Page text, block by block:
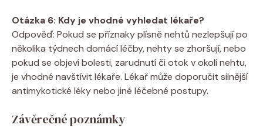
Otázka 6: Kdy je vhodné vyhledat lékaře?
Odpověď: Pokud se příznaky plísně nehtů nezlepšují po
několika týdnech domácí léčby, nehty se zhoršují, nebo
pokud se objeví bolesti, zarudnutí či otok v okolí nehtu,
je vhodné navštívit lékaře. Lékař může doporučit silnější
antimykotické léky nebo jiné léčebné postupy.
Závěrečné poznámky